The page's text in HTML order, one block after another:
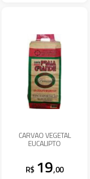
CARVAO VEGETAL
EUCALIPTO
R$ 19,00